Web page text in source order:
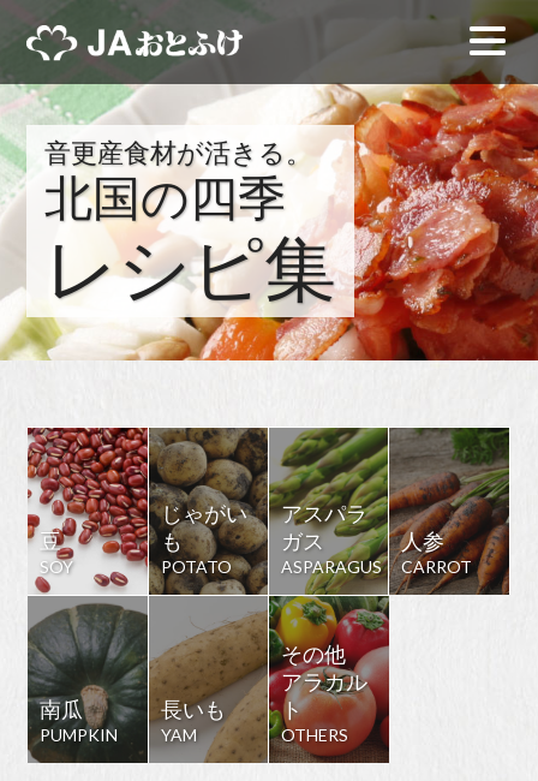
音更産食材が活きる。
北国の四季
レシピ集
豆
SOY
じゃがい
も
POTATO
アスパラ
ガス
ASPARAGUS
人参
CARROT
南瓜
PUMPKIN
長いも
YAM
その他
アラカル
ト
OTHERS